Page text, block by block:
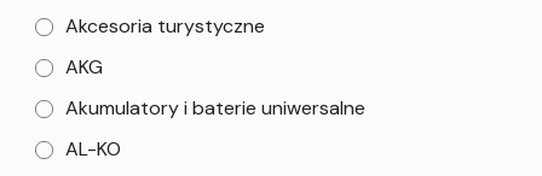
Akcesoria turystyczne
AKG
Akumulatory i baterie uniwersalne
AL-KO